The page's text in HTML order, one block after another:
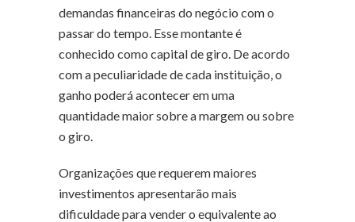
demandas financeiras do negócio com o
passar do tempo. Esse montante é
conhecido como capital de giro. De acordo
com a peculiaridade de cada instituição, o
ganho poderá acontecer em uma
quantidade maior sobre a margem ou sobre
o giro.
Organizações que requerem maiores
investimentos apresentarão mais
dificuldade para vender o equivalente ao